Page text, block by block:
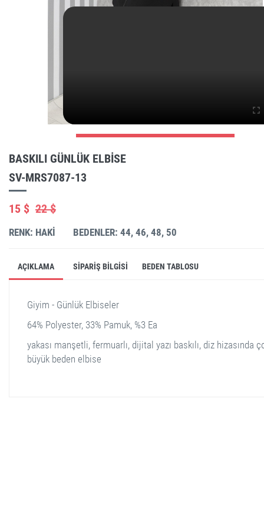
BASKILI GÜNLÜK ELBISE
SV-MRS7087-13
15 $ 22 $
RENK: HAKI BEDENLER: 44, 46, 48, 50
AÇIKLAMA SIPARIŞ BILGISI BEDEN TABLOSU
Giyim - Günlük Elbiseler
64% Polyester, 33% Pamuk, %3 Ea
yakası manşetli, fermuarlı, dijital yazı baskılı, diz hizasında
büyük beden elbise